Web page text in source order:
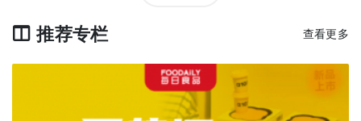
推荐专栏 查看更多